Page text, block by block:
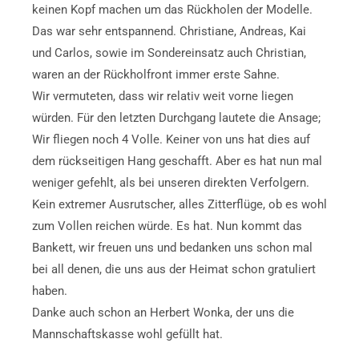
keinen Kopf machen um das Rückholen der Modelle.
Das war sehr entspannend. Christiane, Andreas, Kai
und Carlos, sowie im Sondereinsatz auch Christian,
waren an der Rückholfront immer erste Sahne.
Wir vermuteten, dass wir relativ weit vorne liegen
würden. Für den letzten Durchgang lautete die Ansage;
Wir fliegen noch 4 Volle. Keiner von uns hat dies auf
dem rückseitigen Hang geschafft. Aber es hat nun mal
weniger gefehlt, als bei unseren direkten Verfolgern.
Kein extremer Ausrutscher, alles Zitterflüge, ob es wohl
zum Vollen reichen würde. Es hat. Nun kommt das
Bankett, wir freuen uns und bedanken uns schon mal
bei all denen, die uns aus der Heimat schon gratuliert
haben.
Danke auch schon an Herbert Wonka, der uns die
Mannschaftskasse wohl gefüllt hat.